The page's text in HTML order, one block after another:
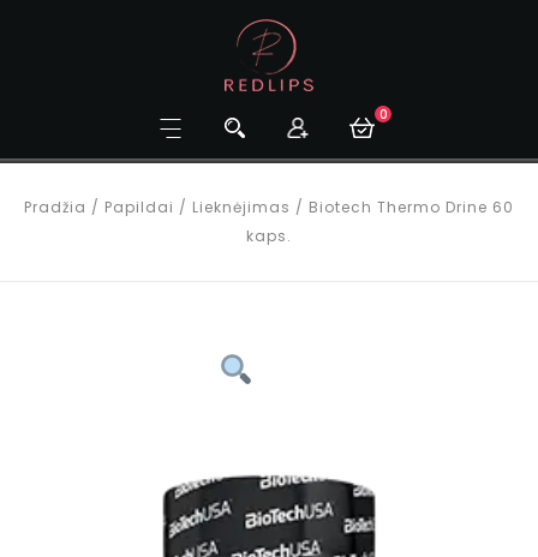
0
Pradžia / Papildai / Lieknėjimas / Biotech Thermo Drine 60
kaps.